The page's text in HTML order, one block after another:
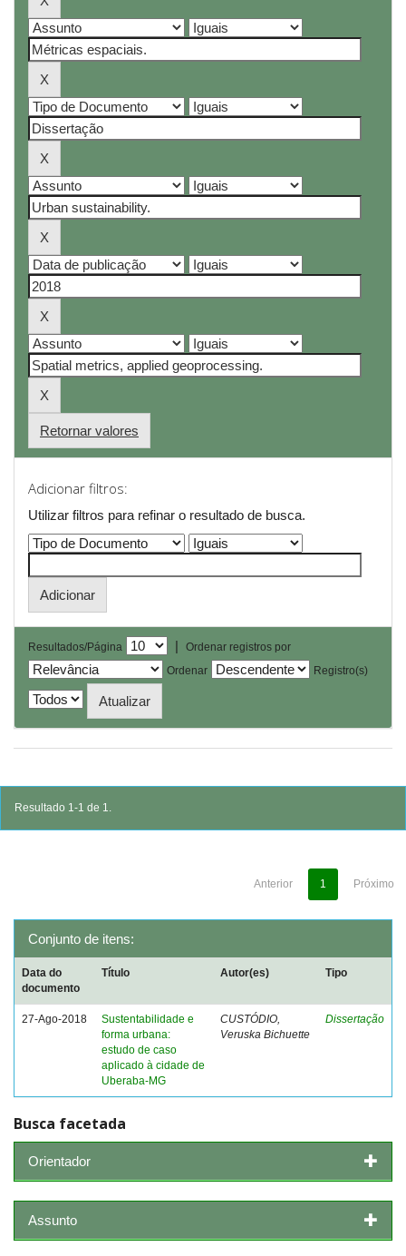
Retornar valores
Adicionar filtros:
Utilizar filtros para refinar o resultado de busca.
Resultados/Página |
Ordenar registros por
Ordenar
Registro(s)
Resultado 1-1 de 1.
Anterior 1 Próximo
Conjunto de itens:
Data do
documento
Título Autor(es) Tipo
27-Ago-2018
Sustentabilidade e
forma urbana:
estudo de caso
aplicado à cidade de
Uberaba-MG
CUSTÓDIO,
Veruska Bichuette
Dissertação
Busca facetada
Orientador
Assunto